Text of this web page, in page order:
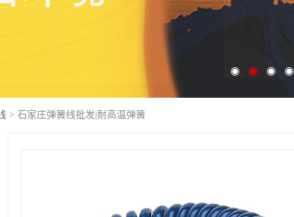
> 石家庄弹簧线批发|耐高温弹簧